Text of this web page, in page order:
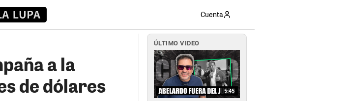
Cuenta
a la
de dólares
ÚLTIMO VIDEO
5:45